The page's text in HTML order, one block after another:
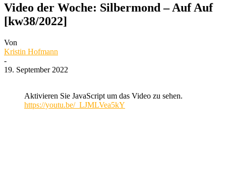
Video der Woche: Silbermond – Auf Auf
[kw38/2022]
Von
Kristin Hofmann
-
19. September 2022
Aktivieren Sie JavaScript um das Video zu sehen.
https://youtu.be/_LJMLVea5kY